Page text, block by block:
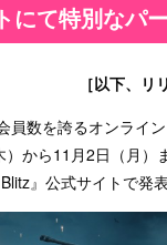
にて特別なパ
［以下、リ
員数を誇るオンライ
から11月2日（月
』公式サイトで発